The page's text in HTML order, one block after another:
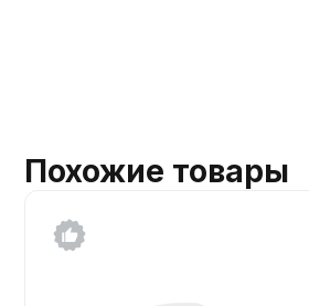
Похожие товары